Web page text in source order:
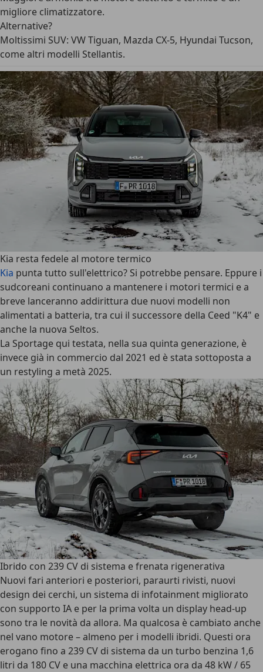
migliore climatizzatore.
Alternative?
Moltissimi SUV: VW Tiguan, Mazda CX-5, Hyundai Tucson,
come altri modelli Stellantis.
Kia resta fedele al motore termico
Kia punta tutto sull'elettrico? Si potrebbe pensare. Eppure i
sudcoreani continuano a mantenere i motori termici e a
breve lanceranno addirittura due nuovi modelli non
alimentati a batteria, tra cui il successore della Ceed "K4" e
anche la nuova Seltos.
La Sportage qui testata, nella sua quinta generazione, è
invece già in commercio dal 2021 ed è stata sottoposta a
un restyling a metà 2025.
Ibrido con 239 CV di sistema e frenata rigenerativa
Nuovi fari anteriori e posteriori, paraurti rivisti, nuovi
design dei cerchi, un sistema di infotainment migliorato
con supporto IA e per la prima volta un display head-up
sono tra le novità da allora. Ma qualcosa è cambiato anche
nel vano motore – almeno per i modelli ibridi. Questi ora
erogano fino a 239 CV di sistema da un turbo benzina 1,6
litri da 180 CV e una macchina elettrica ora da 48 kW / 65